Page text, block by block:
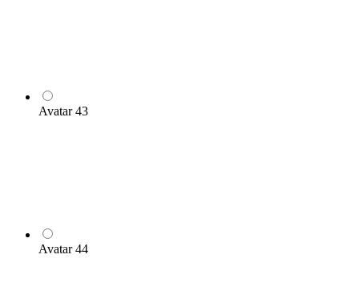
Avatar 43
Avatar 44